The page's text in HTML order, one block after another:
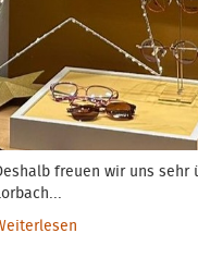
freuen wir uns sehr